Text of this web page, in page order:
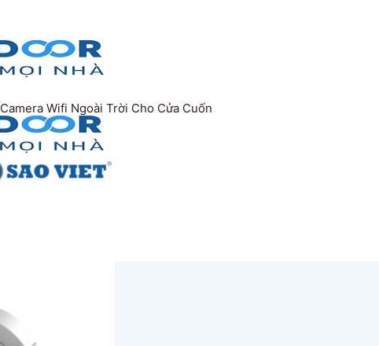
Camera Wifi Ngoài Trời Cho Cửa Cuốn